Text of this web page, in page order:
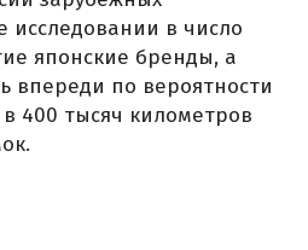
исследовании в число
японские бренды, а
впереди по вероятности
400 тысяч километров